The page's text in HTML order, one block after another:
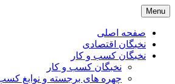
Skip
to
content
Menu
صفحه اصلی
نخبگان اقتصادی
نخبگان کسب و کار
نخبگان کسب و کار
چهره های برجسته و نوابغ